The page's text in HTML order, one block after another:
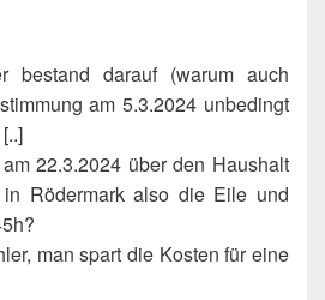
bestand darauf (warum auch
am 5.3.2024 unbedingt
22.3.2024 über den Haushalt
in Rödermark also die Eile und
man spart die Kosten für eine